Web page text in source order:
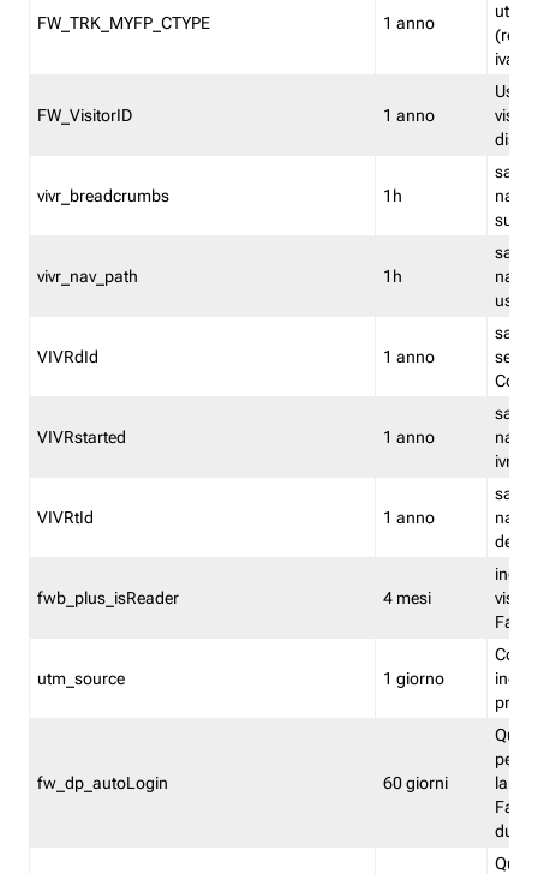
FW_TRK_MYFP_CTYPE 1 anno
iva/
FW_VisitorID 1 anno
vivr_breadcrumbs 1h
salva
su
vivr_nav_path 1h
salva
VIVRdId 1 anno
salva
Convy
VIVRstarted 1 anno
salva
ivr
VIVRtId 1 anno
salva
del
fwb_plus_isReader 4 mesi
utm_source 1 giorno
fw_dp_autoLogin 60 giorni
la